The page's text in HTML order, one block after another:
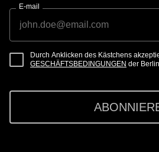
E-mail
Durch Anklicken des Kästchens
GESCHÄFTSBEDINGUNGEN der